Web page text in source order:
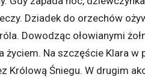
Dziadek do orzechów
Dowodząc ołowianymi
życiem. Na szczęście Klara w
Królową Śniegu. W drugim